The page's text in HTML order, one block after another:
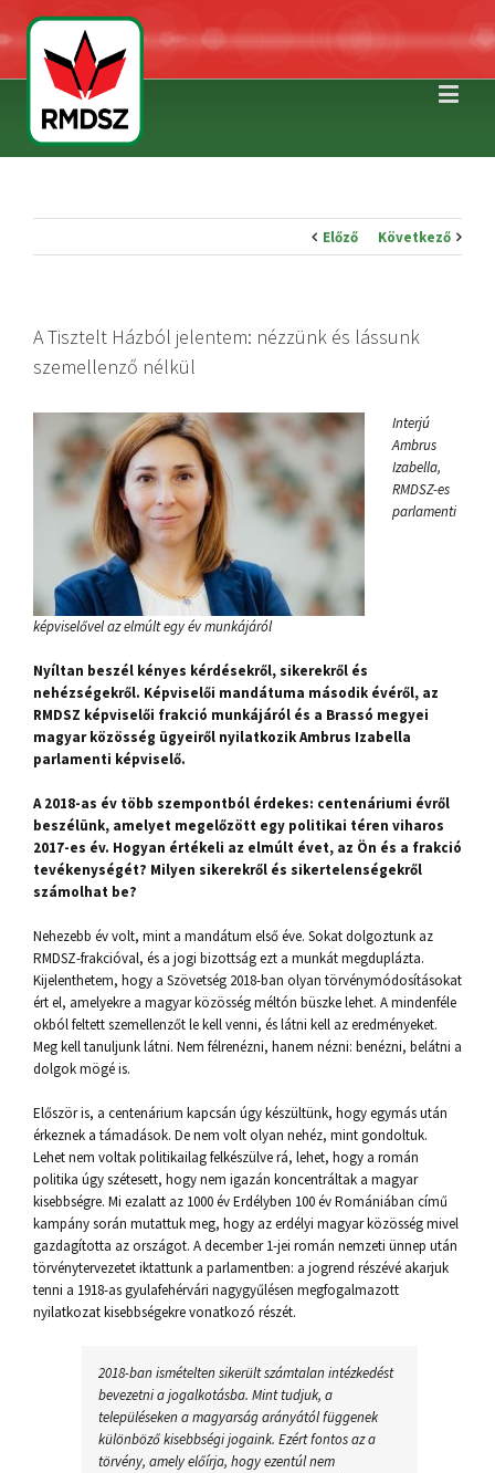
Előző Következő
A Tisztelt Házból jelentem: nézzünk és lássunk
szemellenző nélkül
Interjú
Ambrus
Izabella,
RMDSZ-es
parlamenti
képviselővel az elmúlt egy év munkájáról
Nyíltan beszél kényes kérdésekről, sikerekről és
nehézségekről. Képviselői mandátuma második évéről, az
RMDSZ képviselői frakció munkájáról és a Brassó megyei
magyar közösség ügyeiről nyilatkozik Ambrus Izabella
parlamenti képviselő.
A 2018-as év több szempontból érdekes: centenáriumi évről
beszélünk, amelyet megelőzött egy politikai téren viharos
2017-es év. Hogyan értékeli az elmúlt évet, az Ön és a frakció
tevékenységét? Milyen sikerekről és sikertelenségekről
számolhat be?
Nehezebb év volt, mint a mandátum első éve. Sokat dolgoztunk az
RMDSZ-frakcióval, és a jogi bizottság ezt a munkát megduplázta.
Kijelenthetem, hogy a Szövetség 2018-ban olyan törvénymódosításokat
ért el, amelyekre a magyar közösség méltón büszke lehet. A mindenféle
okból feltett szemellenzőt le kell venni, és látni kell az eredményeket.
Meg kell tanuljunk látni. Nem félrenézni, hanem nézni: benézni, belátni a
dolgok mögé is.
Először is, a centenárium kapcsán úgy készültünk, hogy egymás után
érkeznek a támadások. De nem volt olyan nehéz, mint gondoltuk.
Lehet nem voltak politikailag felkészülve rá, lehet, hogy a román
politika úgy szétesett, hogy nem igazán koncentráltak a magyar
kisebbségre. Mi ezalatt az 1000 év Erdélyben 100 év Romániában című
kampány során mutattuk meg, hogy az erdélyi magyar közösség mivel
gazdagította az országot. A december 1-jei román nemzeti ünnep után
törvénytervezetet iktattunk a parlamentben: a jogrend részévé akarjuk
tenni a 1918-as gyulafehérvári nagygyűlésen megfogalmazott
nyilatkozat kisebbségekre vonatkozó részét.
2018-ban ismételten sikerült számtalan intézkedést
bevezetni a jogalkotásba. Mint tudjuk, a
településeken a magyarság arányától függenek
különböző kisebbségi jogaink. Ezért fontos az a
törvény, amely előírja, hogy ezentúl nem